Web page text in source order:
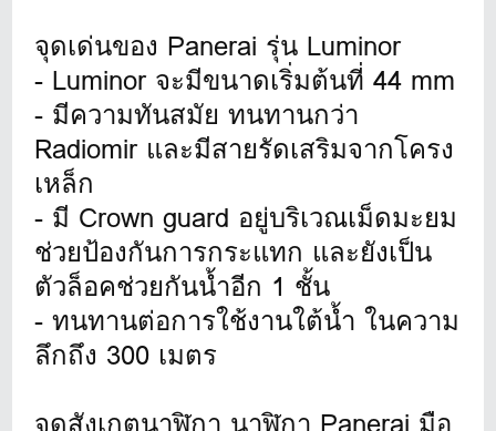
จุดเด่นของ Panerai รุ่น Luminor
- Luminor จะมีขนาดเริ่มต้นที่ 44 mm
- มีความทันสมัย ทนทานกว่า
Radiomir และมีสายรัดเสริมจากโครง
เหล็ก
- มี Crown guard อยู่บริเวณเม็ดมะยม
ช่วยป้องกันการกระแทก และยังเป็น
ตัวล็อคช่วยกันน้ำอีก 1 ชั้น
- ทนทานต่อการใช้งานใต้น้ำ ในความ
ลึกถึง 300 เมตร